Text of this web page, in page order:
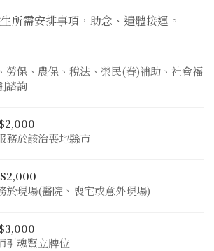
所需安排事項，助念、遺體接運。
勞保、農保、稅法、榮民(眷)補助、社會福
諮詢
務於該治喪地縣市
於現場(醫院、喪宅或意外現場)
引魂豎立牌位